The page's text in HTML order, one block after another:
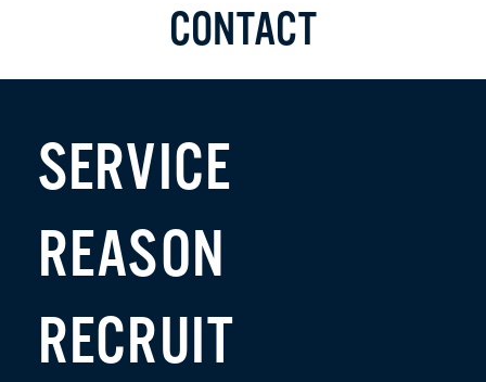
CONTACT
SERVICE
REASON
RECRUIT
会社概要
BLOG